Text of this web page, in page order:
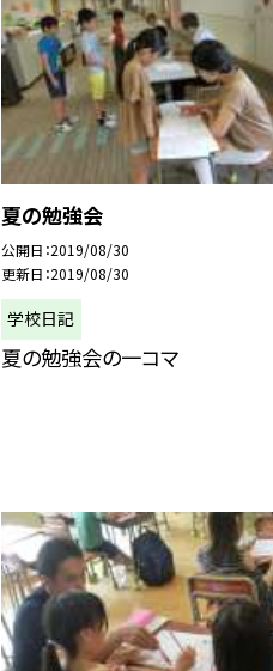
夏の勉強会
公開日 2019/08/30
更新日 2019/08/30
学校日記
夏の勉強会の一コマ